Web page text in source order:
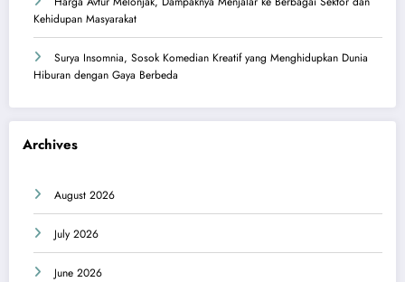
Kehidupan Masyarakat
Surya Insomnia, Sosok Komedian Kreatif yang Menghidupkan Dunia
Hiburan dengan Gaya Berbeda
Archives
August 2026
July 2026
June 2026